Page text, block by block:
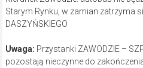
Starym Rynku, w zamian zatrzyma
DASZYŃSKIEGO
Uwaga: Przystanki ZAWODZIE –
pozostają nieczynne do